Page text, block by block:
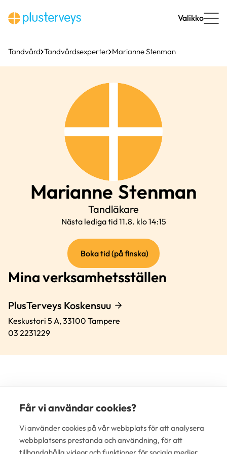
till
innehåll
Valikko
Tandvård Tandvårdsexperter Marianne Stenman
Marianne Stenman
Tandläkare
Nästa lediga tid 11.8. klo 14:15
Boka tid (på finska)(extern
länk)
Mina verksamhetsställen
PlusTerveys Koskensuu
Keskustori 5 A,33100 Tampere
03 2231229
Får vi användar cookies?
Vi använder cookies på vår webbplats för att analysera
webbplatsens prestanda och användning, för att